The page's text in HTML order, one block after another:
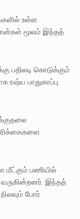
உள்ள
மூலம் இந்தத்
பதிலடி கொடுக்கும்
ரஷ்ய பாதுகாப்பு
மீட்கும் பணியில்
வருகின்றனர். இந்தத்
போர்